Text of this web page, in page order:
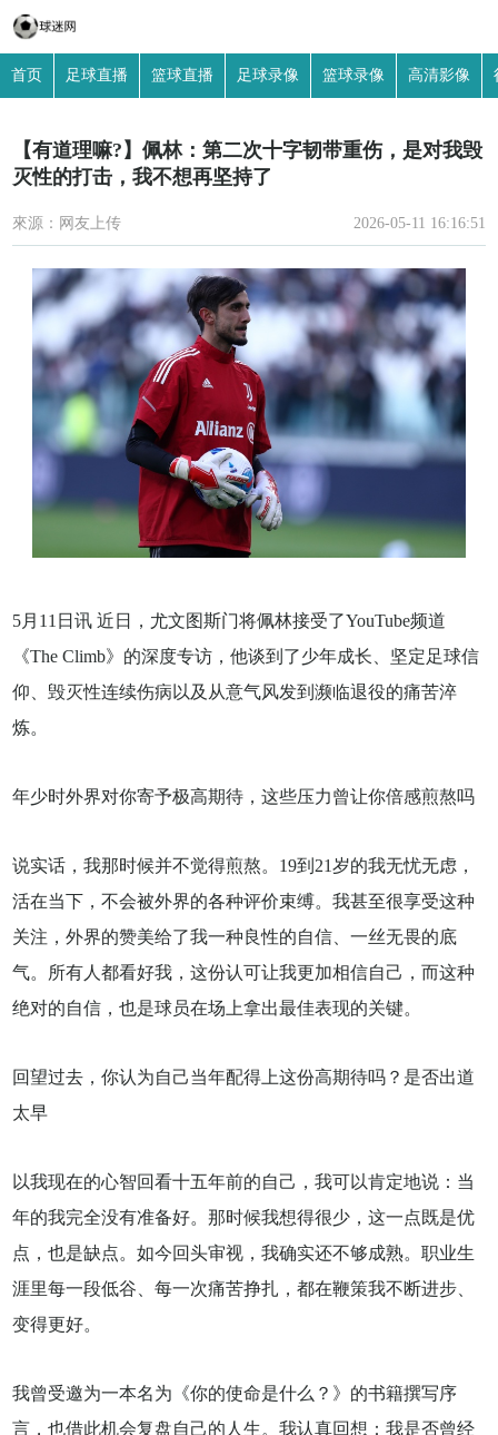
首页 足球直播 篮球直播 足球录像 篮球录像 高清影像
【有道理嘛?】佩林：第二次十字韧带重伤，是对我毁
灭性的打击，我不想再坚持了
來源：网友上传 2026-05-11 16:16:51
5月11日讯 近日，尤文图斯门将佩林接受了YouTube频道
《The Climb》的深度专访，他谈到了少年成长、坚定足球信
仰、毁灭性连续伤病以及从意气风发到濒临退役的痛苦淬
炼。
年少时外界对你寄予极高期待，这些压力曾让你倍感煎熬吗
说实话，我那时候并不觉得煎熬。19到21岁的我无忧无虑，
活在当下，不会被外界的各种评价束缚。我甚至很享受这种
关注，外界的赞美给了我一种良性的自信、一丝无畏的底
气。所有人都看好我，这份认可让我更加相信自己，而这种
绝对的自信，也是球员在场上拿出最佳表现的关键。
回望过去，你认为自己当年配得上这份高期待吗？是否出道
太早
以我现在的心智回看十五年前的自己，我可以肯定地说：当
年的我完全没有准备好。那时候我想得很少，这一点既是优
点，也是缺点。如今回头审视，我确实还不够成熟。职业生
涯里每一段低谷、每一次痛苦挣扎，都在鞭策我不断进步、
变得更好。
我曾受邀为一本名为《你的使命是什么？》的书籍撰写序
言，也借此机会复盘自己的人生。我认真回想：我是否曾经